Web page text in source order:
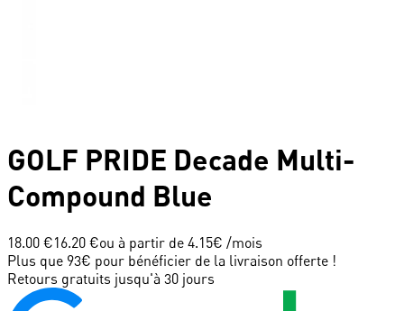
GOLF PRIDE Decade Multi-
Compound Blue
18.00 €16.20 €ou à partir de 4.15€ /mois
Plus que 93€ pour bénéficier de la livraison offerte !
Retours gratuits jusqu'à 30 jours